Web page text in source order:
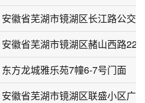
安徽省芜湖市镜湖区赭山西路22-
东方龙城雅乐苑7幢6-7号门面